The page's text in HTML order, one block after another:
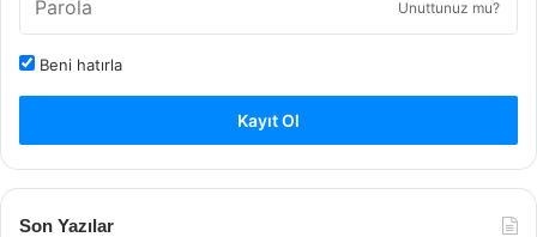
Unuttunuz mu?
Beni hatırla
Kayıt Ol
Son Yazılar